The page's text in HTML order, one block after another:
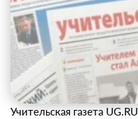
Учительская газета UG.RU